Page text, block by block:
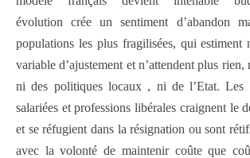
évolution crée un sentiment d’abandon
populations les plus fragilisées, qui estiment
variable d’ajustement et n’attendent plus rien,
ni des politiques locaux , ni de l’Etat. Les
salariées et professions libérales craignent le
et se réfugient dans la résignation ou sont
avec la volonté de maintenir coûte que